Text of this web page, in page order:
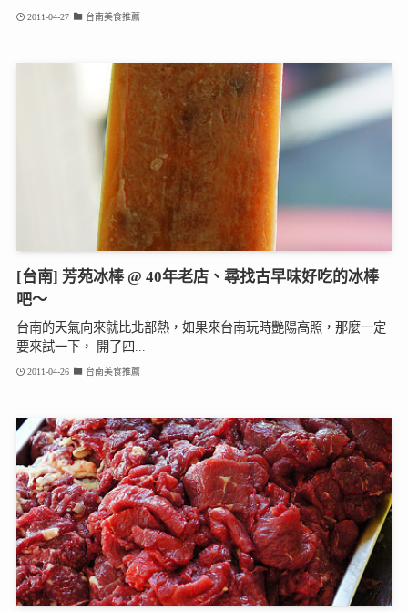
2011-04-27 台南美食推薦
[台南] 芳苑冰棒 @ 40年老店、尋找古早味好吃的冰棒
吧～
台南的天氣向來就比北部熱，如果來台南玩時艷陽高照，那麼一定
要來試一下， 開了四...
2011-04-26 台南美食推薦